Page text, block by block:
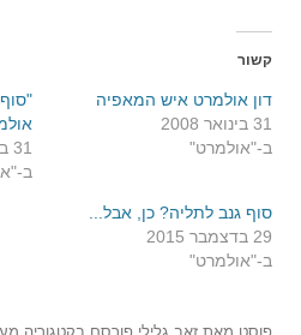
קשור
דון אולמרט איש המאפיה
31 בינואר 2008
ב-"אולמרט"
31 במרץ 2014
ב-
סוף גנב לתליה? כן, אבל...
29 בדצמבר 2015
ב-"אולמרט"